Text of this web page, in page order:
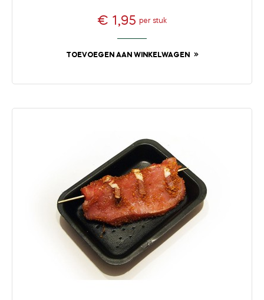
Prijs
€ 1,95 per stuk
TOEVOEGEN AAN WINKELWAGEN